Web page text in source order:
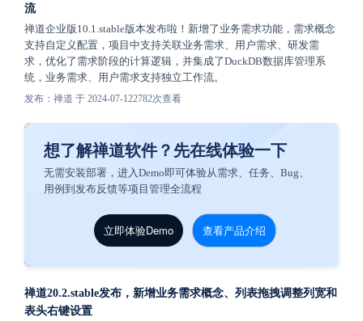
流
禅道企业版10.1.stable版本发布啦！新增了业务需求功能，需求概念
支持自定义配置，项目中支持关联业务需求、用户需求、研发需
求，优化了需求阶段的计算逻辑，并集成了DuckDB数据库管理系
统，业务需求、用户需求支持独立工作流。
发布：禅道 于 2024-07-122782次查看
想了解禅道软件？先在线体验一下
无需安装部署，进入Demo即可体验从需求、任务、Bug、
用例到发布反馈等项目管理全流程
立即体验Demo 查看产品介绍
禅道20.2.stable发布，新增业务需求概念、列表拖拽调整列宽和
表头右键设置